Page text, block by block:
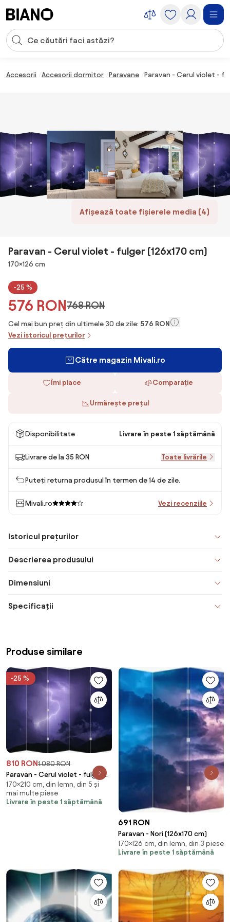
Introducerea căutării
Accesorii Accesorii dormitor Paravane Paravan - Cerul violet -
Afișează toate fișierele media (4)
Paravan - Cerul violet - fulger (126x170 cm)
Dimensiuni
170×126 cm
-25 %
576 RON768 RON
Cel mai bun preț din ultimele 30 de zile: 576 RON
Vezi istoricul prețurilor
Către magazin Mivali.ro
Îmi place Comparaţie
Urmărește prețul
Disponibilitate Livrare în peste 1 săptămână
Livrare de la 35 RON Toate livrările
Puteți returna produsul în termen de 14 de zile.
Mivali.ro Vezi recenziile
Istoricul prețurilor
Descrierea produsului
Dimensiuni
Specificații
Produse similare
-25 %
810 RON1.080 RON
Paravan - Cerul violet - fulger
(210x170 cm)
170×210 cm, din lemn, din 5 și
mai multe piese
Livrare în peste 1 săptămână
691 RON
Paravan - Nori (126x170 cm)
170×126 cm, din lemn, din 3 piese
Livrare în peste 1 săptămână